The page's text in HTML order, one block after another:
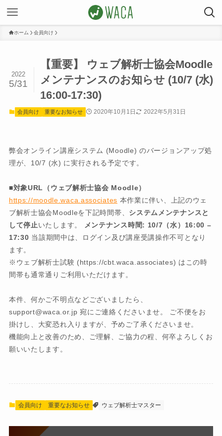
ホーム 会員向け
【重要】 ウェブ解析士協会Moodle
メンテナンスのお知らせ (10/7 (水)
16:00-17:30)
2022
5/31
会員向け 重要なお知らせ 2020年10月1日 2022年5月31日
弊会オンライン講座システム (Moodle) のバージョンアップ処
理が、10/7 (水) に実行される予定です。
■対象URL（ウェブ解析士協会 Moodle）
https://moodle.waca.associates 本作業に伴い、上記のウェ
ブ解析士協会Moodleを下記時間帯、 システムメンテナンスと
して停止いたします。 メンテナンス時間: 10/7（水）16:00 –
17:30 当該期間中は、ログイン及び講座受講操作不可となり
ます。
※ウェブ解析士試験 (https://cbt.waca.associates) はこの時
間帯も通常通りご利用いただけます。
本件、何かご不明点などございましたら、
support@waca.or.jp 宛にご連絡くださいませ。 ご不便をお
掛けし、大変恐れ入りますが、予めご了承くださいませ。
機能向上と改善のため、ご理解、ご協力の程、何卒よろしくお
願いいたします。
会員向け 重要なお知らせ ウェブ解析士マスター